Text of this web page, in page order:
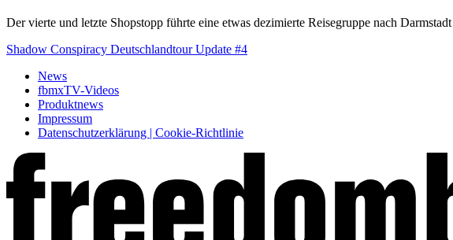
Der vierte und letzte Shopstopp führte eine etwas dezimierte Reisegruppe nach
Shadow Conspiracy Deutschlandtour Update #4
News
fbmxTV-Videos
Produktnews
Impressum
Datenschutzerklärung | Cookie-Richtlinie